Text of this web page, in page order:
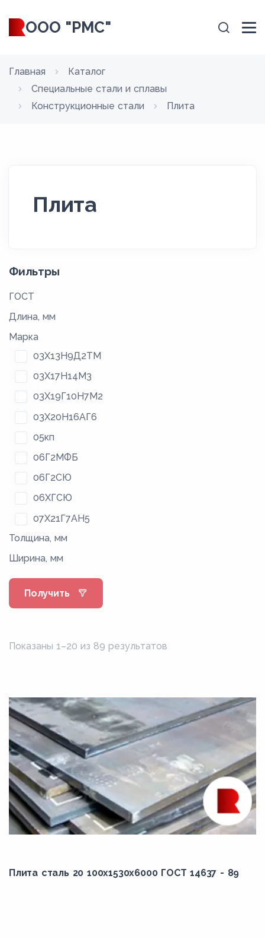
ООО "РМС"
Главная
Каталог
Специальные стали и сплавы
Конструкционные стали
Плита
Плита
Фильтры
ГОСТ
Длина, мм
Марка
03Х13Н9Д2ТМ
03Х17Н14М3
03Х19Г10Н7М2
03Х20Н16АГ6
05кп
06Г2МФБ
06Г2СЮ
06ХГСЮ
07Х21Г7АН5
08Г2С
08кп
08пс
08Фкп
09Г2СД
0Н6
0Н6А
0Н9
0Н9А
10Г2ФБЮ
10пс
Толщина, мм
Ширина, мм
Получить
Показаны 1–20 из 89 результатов
Плита сталь 20 100x1530x6000 ГОСТ 14637 - 89